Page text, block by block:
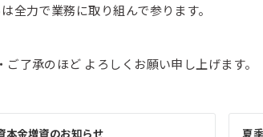
全力で業務に取り組んで参ります。
ご了承のほど よろしくお願い申し上げます。
本金増資のお知らせ
夏